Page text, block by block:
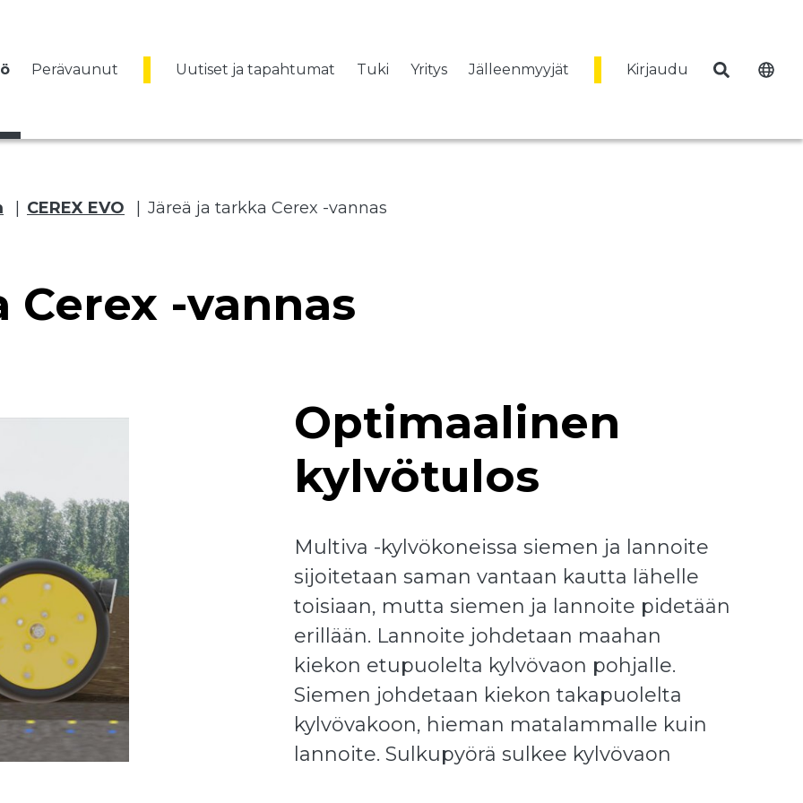
Perävaunut Uutiset ja tapahtumat Tuki Yritys Jälleenmyyjät Kirjaudu
CEREX EVO Järeä ja tarkka Cerex -vannas
-vannas
Optimaalinen
kylvötulos
Multiva -kylvökoneissa siemen ja lannoite
sijoitetaan saman vantaan kautta lähelle
toisiaan, mutta siemen ja lannoite pidetään
erillään. Lannoite johdetaan maahan
kiekon etupuolelta kylvövaon pohjalle.
Siemen johdetaan kiekon takapuolelta
kylvövakoon, hieman matalammalle kuin
lannoite. Sulkupyörä sulkee kylvövaon